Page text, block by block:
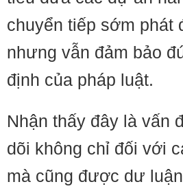
chuyển tiếp sớm phát
nhưng vẫn đảm bảo
định của pháp luật.
Nhận thấy đây là vấn
dõi không chỉ đối với
mà cũng được dư